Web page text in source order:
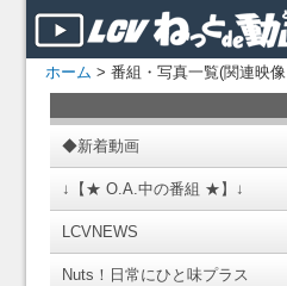
ホーム > 番組・写真一覧(関連映
◆新着動画
↓【★ O.A.中の番組 ★】↓
LCVNEWS
Nuts！日常にひと味プラス